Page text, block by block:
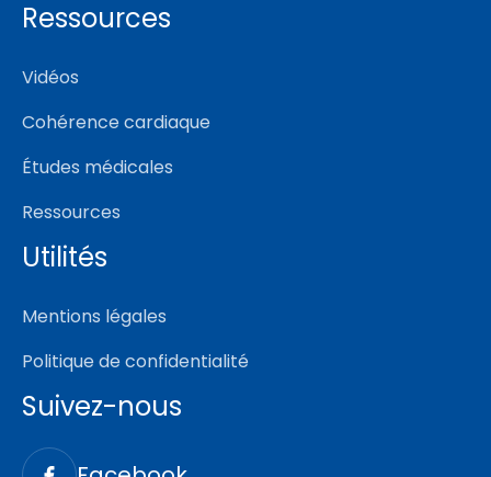
Ressources
Vidéos
Cohérence cardiaque
Études médicales
Ressources
Utilités
Mentions légales
Politique de confidentialité
Suivez-nous